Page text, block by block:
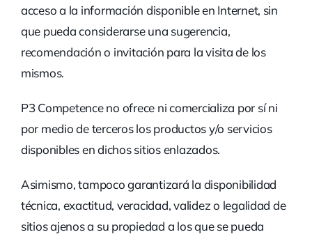
acceso a la información disponible en Internet, sin
que pueda considerarse una sugerencia,
recomendación o invitación para la visita de los
mismos.
P3 Competence no ofrece ni comercializa por sí ni
por medio de terceros los productos y/o servicios
disponibles en dichos sitios enlazados.
Asimismo, tampoco garantizará la disponibilidad
técnica, exactitud, veracidad, validez o legalidad de
sitios ajenos a su propiedad a los que se pueda